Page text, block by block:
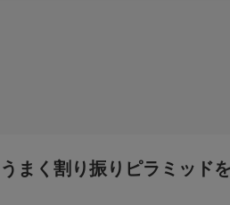
まく割り振りピラミッド